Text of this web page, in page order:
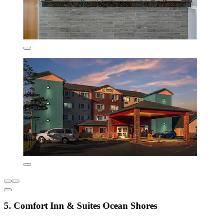
5. Comfort Inn & Suites Ocean Shores